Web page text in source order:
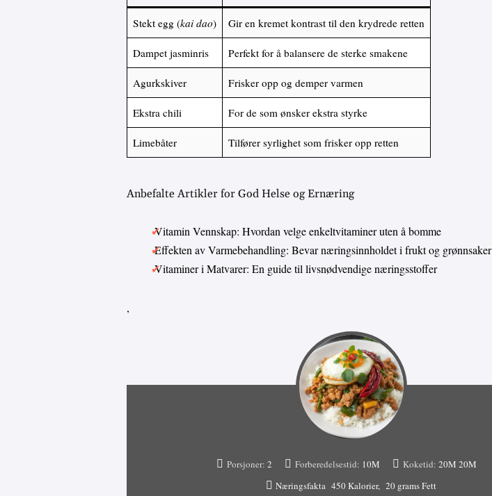
Stekt egg (kai dao) Gir en kremet kontrast til den krydrede retten
Dampet jasminris Perfekt for å balansere de sterke smakene
Agurkskiver Frisker opp og demper varmen
Ekstra chili For de som ønsker ekstra styrke
Limebåter Tilfører syrlighet som frisker opp retten
Anbefalte Artikler for God Helse og Ernæring
Vitamin Vennskap: Hvordan velge enkeltvitaminer uten å bomme
Effekten av Varmebehandling: Bevar næringsinnholdet i frukt og grønnsaker
Vitaminer i Matvarer: En guide til livsnødvendige næringsstoffer
,
Porsjoner: 2 Forberedelsestid: 10M Koketid: 20M 20M
Næringsfakta 450 Kalorier 20 grams Fett